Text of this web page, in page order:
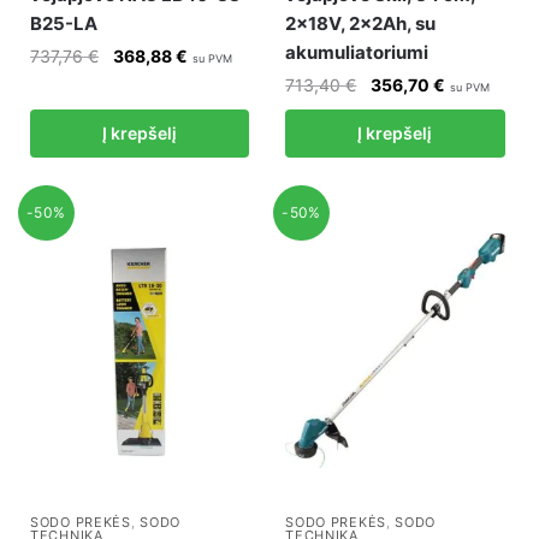
B25-LA
737,76€
Original
was:
737,76 €.
368,88€ Current
is:
su PVM
Į krepšelį
2x18V, 2x2Ah, su
akumuliatoriumi
713,40€
Original
price
was:
713,40 €.
356,70€ Current
price
356,70 €.
su PVM
Į krepšelį
-50%
SODO PREKĖS,SODO
TECHNIKA
-50%
SODO PREKĖS,SODO
TECHNIKA